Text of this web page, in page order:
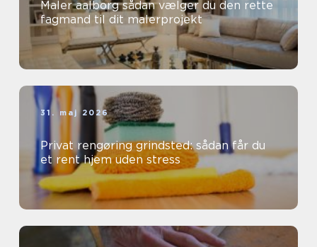
Maler aalborg sådan vælger du den rette
fagmand til dit malerprojekt
31. maj 2026
Privat rengøring grindsted: sådan får du
et rent hjem uden stress